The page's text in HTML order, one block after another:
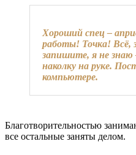
Хороший спец –
работы! Точка! Всё,
запишите, я не знаю
наколку на руке.
компьютере.
Благотворительностью
все остальные заняты делом.